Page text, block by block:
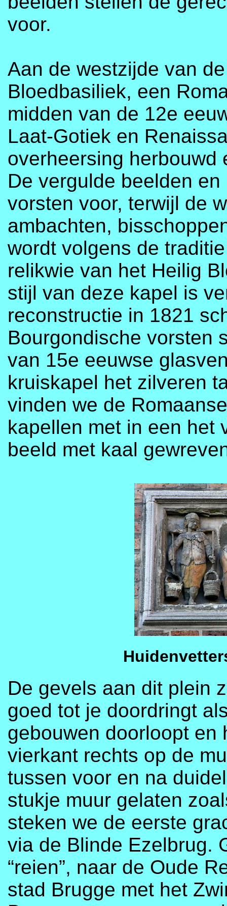
voor.
Aan de westzijde van
Bloedbasiliek, een
midden van de 12e
Laat-Gotiek en
overheersing herbouwd
De vergulde beelden
vorsten voor, terwijl de
ambachten,
wordt volgens de
relikwie van het Heilig
stijl van deze kapel is
reconstructie in 1821
Bourgondische vorsten
van 15e eeuwse
kruiskapel het zilveren
vinden we de
kapellen met in een het
beeld met kaal
De gevels aan dit plein
goed tot je doordringt
gebouwen doorloopt en
vierkant rechts op de
tussen voor en na
stukje muur gelaten
steken we de eerste
via de Blinde Ezelbrug.
“reien”, naar de Oude
stad Brugge met het